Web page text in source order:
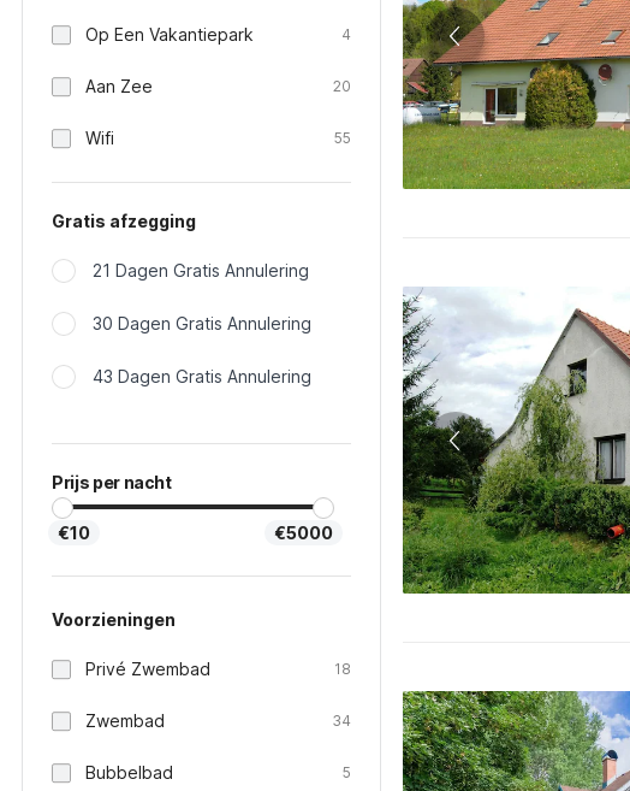
Op Een Vakantiepark 4
Aan Zee 20
Wifi 55
Gratis afzegging
21 Dagen Gratis Annulering
30 Dagen Gratis Annulering
43 Dagen Gratis Annulering
Prijs per nacht
€10 €5000
Voorzieningen
Privé Zwembad 18
Zwembad 34
Bubbelbad 5